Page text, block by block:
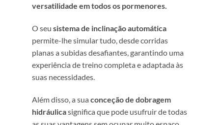
versatilidade em todos os pormenores.
O seu sistema de inclinação automática
permite-lhe simular tudo, desde corridas
planas a subidas desafiantes, garantindo uma
experiência de treino completa e adaptada às
suas necessidades.
Além disso, a sua conceção de dobragem
hidráulicasignifica que pode usufruir de todas